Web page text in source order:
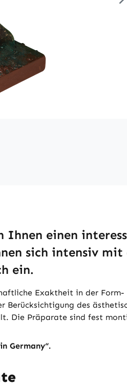
einen
sich intensiv mit
ein.
Exaktheit in der
des
Die Präparate sind fest
Germany“.